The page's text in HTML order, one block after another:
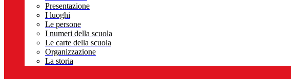
Presentazione
I luoghi
Le persone
I numeri della scuola
Le carte della scuola
Organizzazione
La storia